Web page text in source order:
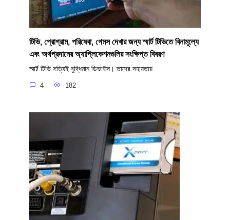
টিভি, প্রোগ্রাম, পরিষেবা, গেমস দেখার জন্য স্মার্ট টিভিতে বিনামূল্যে
এবং অর্থপ্রদানের অ্যাপ্লিকেশনগুলির সংক্ষিপ্ত বিবরণ
স্মার্ট টিভি সত্যিই বুদ্ধিমান ডিভাইস। তাদের সহায়তায়
4 182